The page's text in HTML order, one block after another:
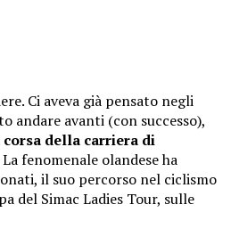
Ci aveva già pensato negli
andare avanti (con successo),
della carriera di
La fenomenale olandese ha
il suo percorso nel ciclismo
del Simac Ladies Tour, sulle